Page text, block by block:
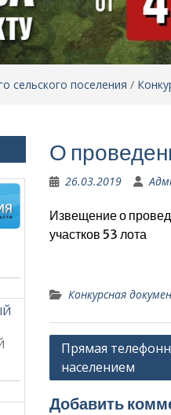
сельского поселения /
О
26.03.2019
Извещение о
участков 53 лота
Конкурсная
Навигация
по
записям
Прямая
населением
Добавить